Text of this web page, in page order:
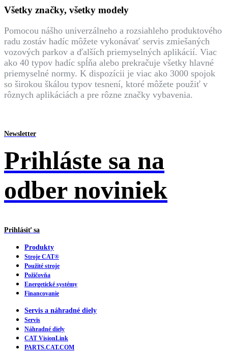
Všetky značky, všetky modely
Pomocou nášho univerzálneho a rozsiahleho produktového
radu zostáv hadíc môžete vykonávať servis zmiešaných
vozových parkov a ďalších priemyselných aplikácií. Viac
ako 40 typov hadíc spĺňa alebo prekračuje všetky hlavné
priemyselné normy. K dispozícii je viac ako 3000 spojok
so širokou škálou typov tesnení, ktoré môžete použiť v
rôznych aplikáciách a pre rôzne značky vybavenia.
Newsletter
Prihláste sa na
odber noviniek
Prihlásiť sa
Produkty
Stroje CAT®
Použité stroje
Požičovňa
Energetické systémy
Financovanie
Servis a náhradné diely
Servis
Náhradné diely
CAT VisionLink
PARTS.CAT.COM